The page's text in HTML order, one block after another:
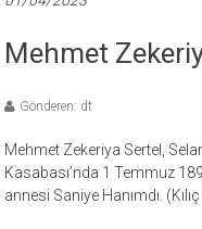
Mehmet
Gönderen: dt
Mehmet Zekeriya Sertel,
Kasabası’nda 1 Temmuz
annesi Saniye Hanımdı.